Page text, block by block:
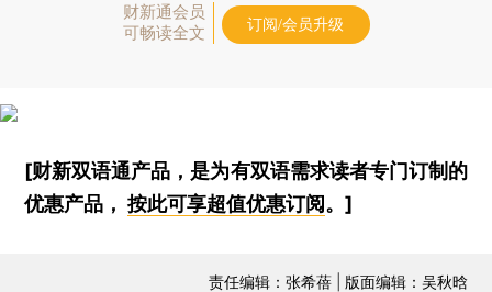
财新通会员
可畅读全文
订阅/会员升级
[财新双语通产品，是为有双语需求读者专门订制的
优惠产品，按此可享超值优惠订阅。]
责任编辑：张希蓓 | 版面编辑：吴秋晗